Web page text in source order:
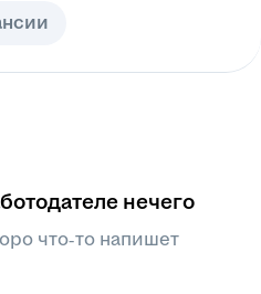
нечего
что‑то напишет